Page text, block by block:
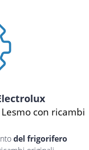
con ricambi
del frigorifero